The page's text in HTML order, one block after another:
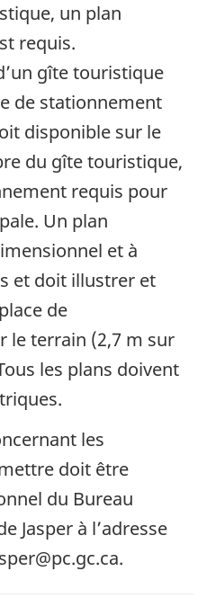
un plan
requis.
gîte touristique
de stationnement
disponible sur le
du gîte touristique,
requis pour
Un plan
et à
et doit illustrer et
de
le terrain (2,7 m sur
les plans doivent
les
doit être
du Bureau
Jasper à l’adresse